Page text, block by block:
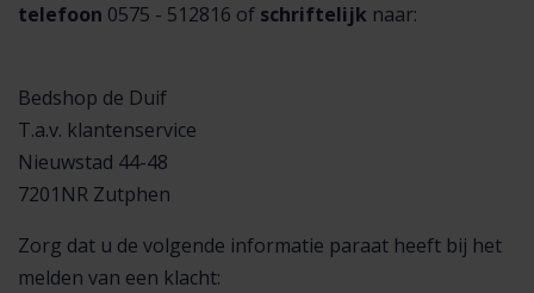
telefoon 0575 - 512816 of schriftelijk naar:
Bedshop de Duif
T.a.v. klantenservice
Nieuwstad 44-48
7201NR Zutphen
Zorg dat u de volgende informatie paraat heeft bij het
melden van een klacht: